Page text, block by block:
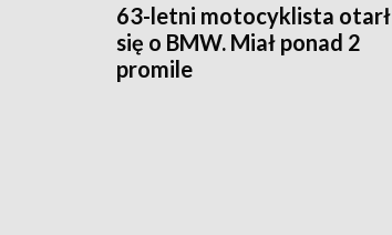
63-letni motocyklista otarł
się o BMW. Miał ponad 2
promile